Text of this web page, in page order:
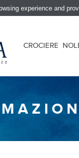
CROCIERE
experience and